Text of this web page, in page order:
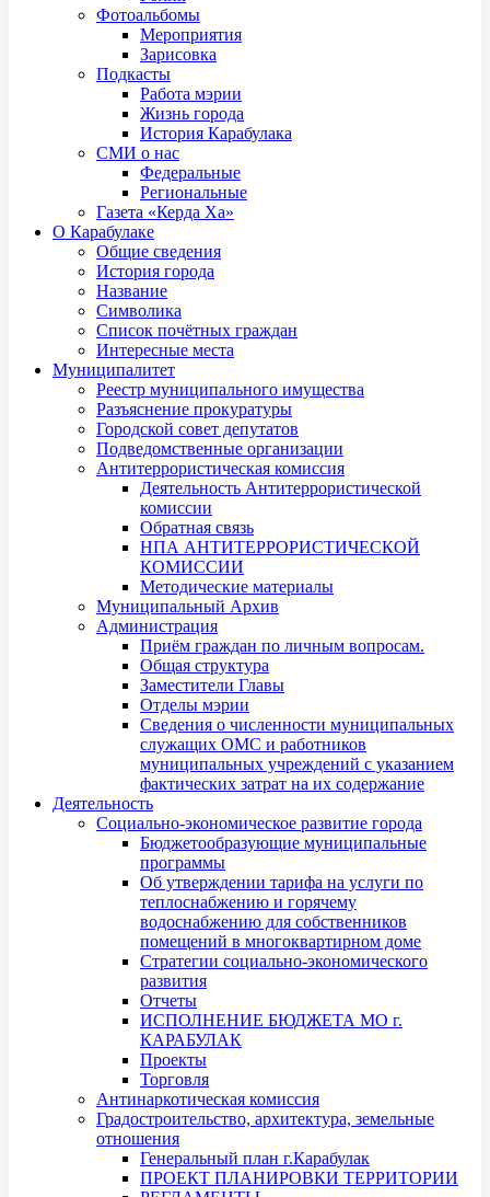
Фотоальбомы
Мероприятия
Зарисовка
Подкасты
Работа мэрии
Жизнь города
История Карабулака
СМИ о нас
Федеральные
Региональные
Газета «Керда Ха»
О Карабулаке
Общие сведения
История города
Название
Символика
Список почётных граждан
Интересные места
Муниципалитет
Реестр муниципального имущества
Разъяснение прокуратуры
Городской совет депутатов
Подведомственные организации
Антитеррористическая комиссия
Деятельность Антитеррористической
комиссии
Обратная связь
НПА АНТИТЕРРОРИСТИЧЕСКОЙ
КОМИССИИ
Методические материалы
Муниципальный Архив
Администрация
Приём граждан по личным вопросам.
Общая структура
Заместители Главы
Отделы мэрии
Сведения о численности муниципальных
служащих ОМС и работников
муниципальных учреждений с указанием
фактических затрат на их содержание
Деятельность
Социально-экономическое развитие города
Бюджетообразующие муниципальные
программы
Об утверждении тарифа на услуги по
теплоснабжению и горячему
водоснабжению для собственников
помещений в многоквартирном доме
Стратегии социально-экономического
развития
Отчеты
ИСПОЛНЕНИЕ БЮДЖЕТА МО г.
КАРАБУЛАК
Проекты
Торговля
Антинаркотическая комиссия
Градостроительство, архитектура, земельные
отношения
Генеральный план г.Карабулак
ПРОЕКТ ПЛАНИРОВКИ ТЕРРИТОРИИ